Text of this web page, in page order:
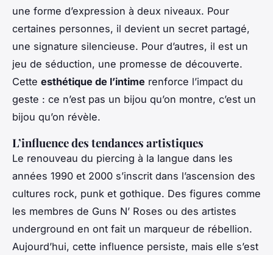
une forme d’expression à deux niveaux. Pour
certaines personnes, il devient un secret partagé,
une signature silencieuse. Pour d’autres, il est un
jeu de séduction, une promesse de découverte.
Cette esthétique de l’intime renforce l’impact du
geste : ce n’est pas un bijou qu’on montre, c’est un
bijou qu’on révèle.
L’influence des tendances artistiques
Le renouveau du piercing à la langue dans les
années 1990 et 2000 s’inscrit dans l’ascension des
cultures rock, punk et gothique. Des figures comme
les membres de Guns N’ Roses ou des artistes
underground en ont fait un marqueur de rébellion.
Aujourd’hui, cette influence persiste, mais elle s’est